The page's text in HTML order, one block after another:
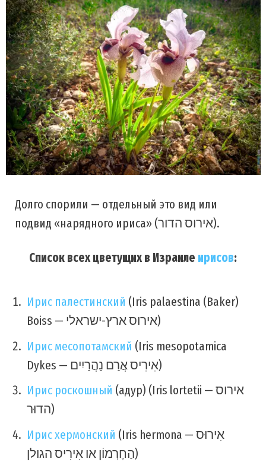
Долго спорили — отдельный это вид или
подвид «нарядного ириса» (אירוס הדור).
Список всех цветущих в Израиле ирисов:
Ирис палестинский (Iris palaestina (Baker)
Boiss — אירוס ארץ-ישראלי)
Ирис месопотамский (Iris mesopotamica
Dykes — אִירִיס אֲרַם נַהֲרַיִים)
Ирис роскошный (адур) (Iris lortetii — אירוס
הדוּר)
Ирис хермонский (Iris hermona — אִירוּס
הַחֶרְמוֹן או אִירִיס הגולן)